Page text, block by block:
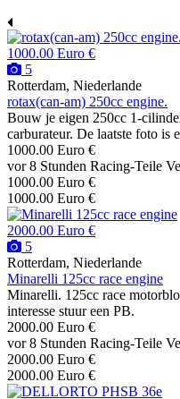
1000.00 Euro €
5
Rotterdam, Niederlande
rotax(can-am) 250cc engine.
Bouw je eigen 250cc 1-
carburateur. De laatste foto is
1000.00 Euro €
vor 8 Stunden Racing-Teile
1000.00 Euro €
1000.00 Euro €
2000.00 Euro €
5
Rotterdam, Niederlande
Minarelli 125cc race engine
Minarelli. 125cc race
interesse stuur een PB.
2000.00 Euro €
vor 8 Stunden Racing-Teile
2000.00 Euro €
2000.00 Euro €